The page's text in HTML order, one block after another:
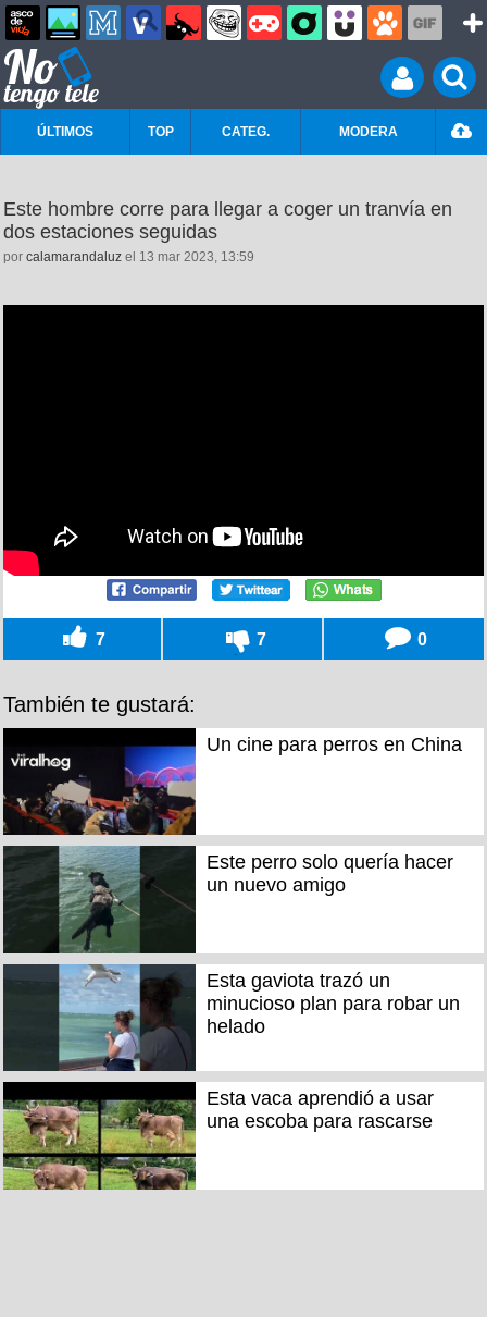
ÚLTIMOS TOP CATEG. MODERA
Este hombre corre para llegar a coger un tranvía en
dos estaciones seguidas
por calamarandaluz el 13 mar 2023, 13:59
7 7 0
También te gustará:
Un cine para perros en China
Este perro solo quería hacer
un nuevo amigo
Esta gaviota trazó un
minucioso plan para robar un
helado
Esta vaca aprendió a usar
una escoba para rascarse